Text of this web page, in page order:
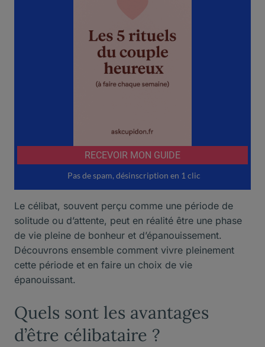
Le célibat, souvent perçu comme une période de
solitude ou d’attente, peut en réalité être une phase
de vie pleine de bonheur et d’épanouissement.
Découvrons ensemble comment vivre pleinement
cette période et en faire un choix de vie
épanouissant.
Quels sont les avantages
d’être célibataire ?